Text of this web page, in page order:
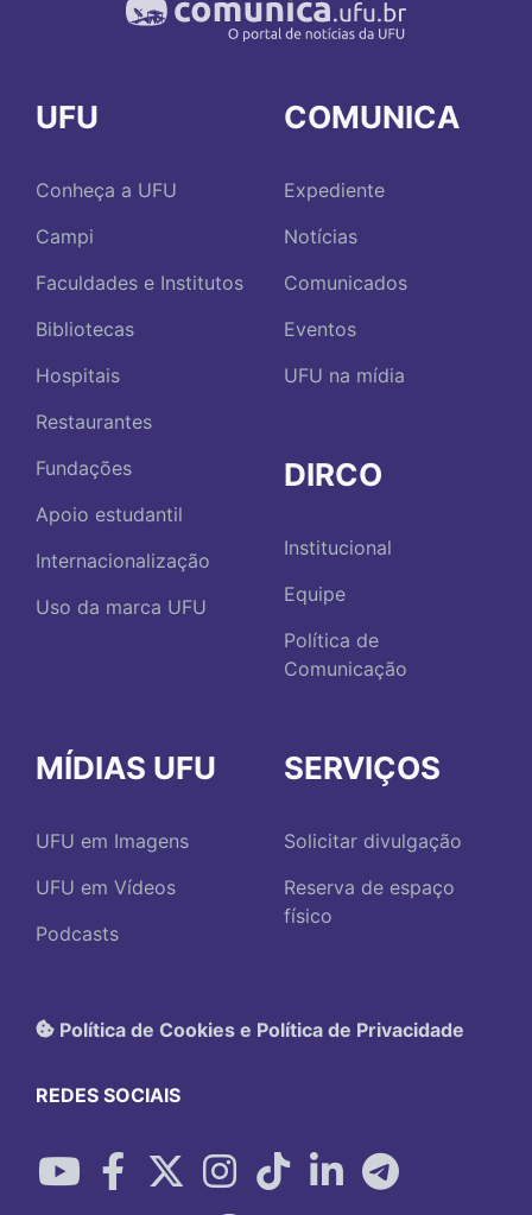
UFU
Conheça a UFU
Campi
Faculdades e Institutos
Bibliotecas
Hospitais
Restaurantes
Fundações
Apoio estudantil
Internacionalização
Uso da marca UFU
COMUNICA
Expediente
Notícias
Comunicados
Eventos
UFU na mídia
DIRCO
Institucional
Equipe
Política de
Comunicação
MÍDIAS UFU
UFU em Imagens
UFU em Vídeos
Podcasts
SERVIÇOS
Solicitar divulgação
Reserva de espaço
físico
Política de Cookies e Política de Privacidade
REDES SOCIAIS